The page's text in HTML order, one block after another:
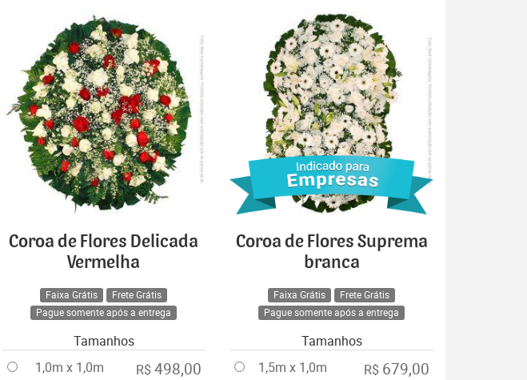
Coroa de Flores Delicada
Vermelha
Faixa Grátis
Frete Grátis
Pague somente após a entrega
Tamanhos
1,0m x 1,0m
R$ 498,00
Coroa de Flores Suprema
branca
Faixa Grátis
Frete Grátis
Pague somente após a entrega
Tamanhos
1,5m x 1,0m
R$ 679,00